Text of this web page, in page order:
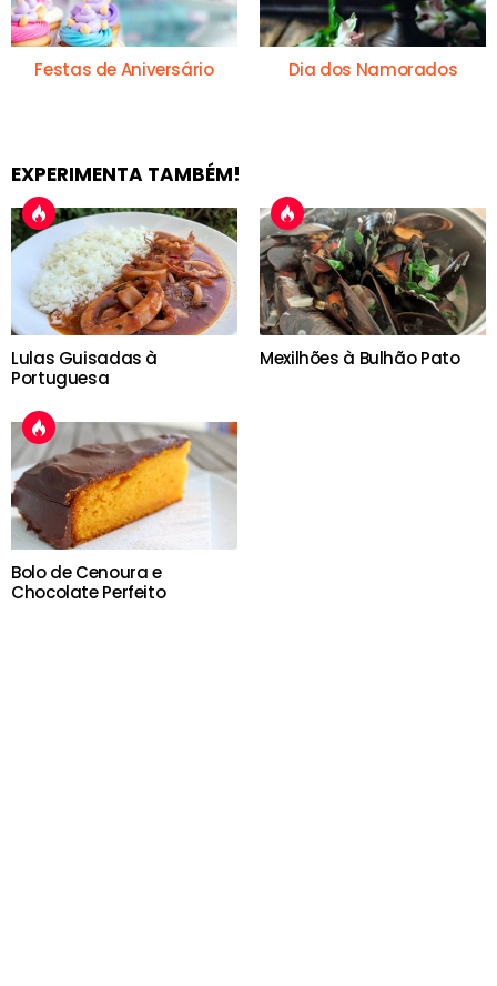
Festas de Aniversário Dia dos Namorados
EXPERIMENTA TAMBÉM!
Lulas Guisadas à
Portuguesa
Mexilhões à Bulhão Pato
Bolo de Cenoura e
Chocolate Perfeito